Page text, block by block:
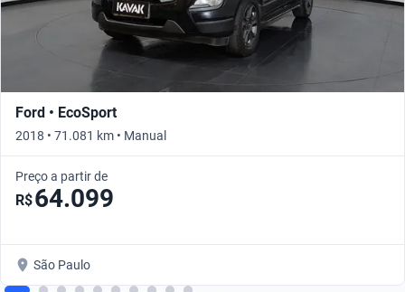
Ford • EcoSport
2018 • 71.081 km • Manual
Preço a partir de
R$64.099
São Paulo